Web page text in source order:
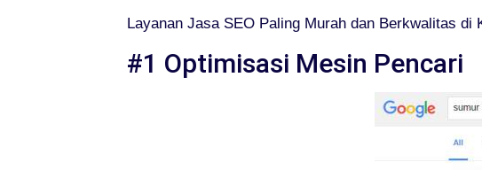
Layanan Jasa SEO Paling Murah dan Berkwalitas di
#1 Optimisasi Mesin Pencari